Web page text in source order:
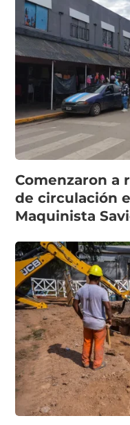
Comenzaron a
de circulación
Maquinista